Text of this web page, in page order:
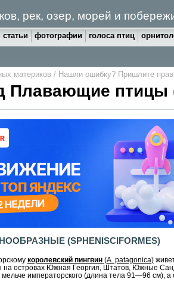
рек, озер, морей и
статьи фотографии голоса птиц
материков / Нашли ошибку? Пришлите
Плавающие птицы
(SPHENISCIFORMES)
королевский пингвин(A. patagonica)
на островах Южная Георгия, Шта­тов, Южные
императорского (длина тела 91—96 см), а